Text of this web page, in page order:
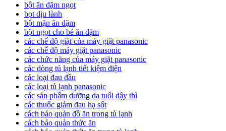
bột ăn dặm ngọt
bọt dịu lành
bột mặn ăn dặm
bột ngọt cho bé ăn dặm
các chế độ giặt của máy giặt panasonic
các chế độ máy giặt panasonic
các chức năng của máy giặt panasonic
các dòng tủ lạnh tiết kiệm điện
các loại đau đầu
các loại tủ lạnh panasonic
các sản phẩm dưỡng da tuổi dậy thì
các thuốc giảm đau hạ sốt
cách bảo quản đồ ăn trong tủ lạnh
cách bảo quản thức ăn